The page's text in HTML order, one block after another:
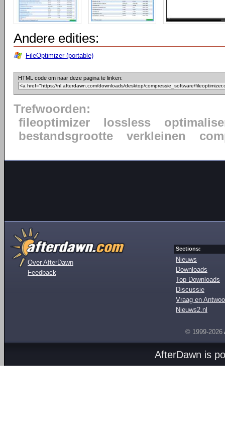
Andere edities:
FileOptimizer (portable)
HTML code om naar deze pagina te linken:
Trefwoorden:
fileoptimizer
lossless
bestandsgrootte
verkleinen
Over AfterDawn
Feedback
Sections:
Nieuws
Downloads
Top Downloads
Discussie
Vraag en
Nieuws2.nl
© 1999-2026
AfterDawn is